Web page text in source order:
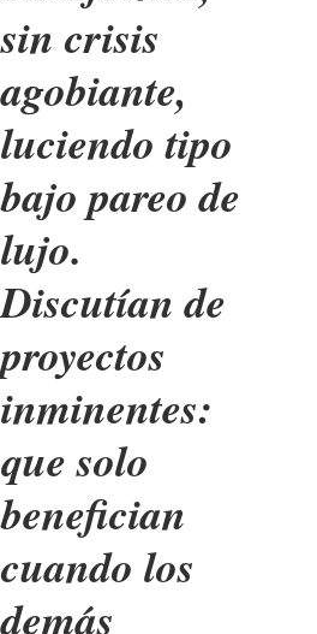
sin crisis
agobiante,
luciendo tipo
bajo pareo de
lujo.
Discutían de
proyectos
inminentes:
que solo
benefician
cuando los
demás